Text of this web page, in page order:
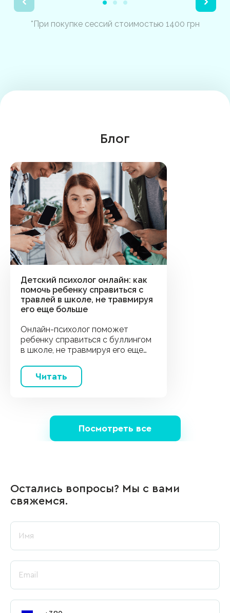
*При покупке сессий стоимостью 1400 грн
Блог
Детский психолог онлайн: как
помочь ребенку справиться с
травлей в школе, не травмируя
его еще больше
Онлайн-психолог поможет
ребенку справиться с буллингом
в школе, не травмируя его еще
специалиста и какие техники
поддержки работают лучше
Читать
Посмотреть все
Остались вопросы? Мы с вами
свяжемся.